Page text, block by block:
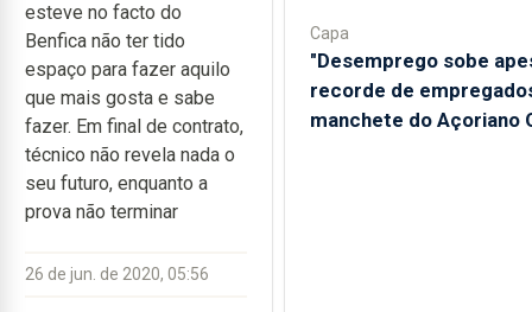
esteve no facto do
Benfica não ter tido
espaço para fazer aquilo
que mais gosta e sabe
fazer. Em final de contrato,
técnico não revela nada o
seu futuro, enquanto a
prova não terminar
26 de jun. de 2020, 05:56
Capa
"Desemprego sobe
recorde de
manchete do Açoriano